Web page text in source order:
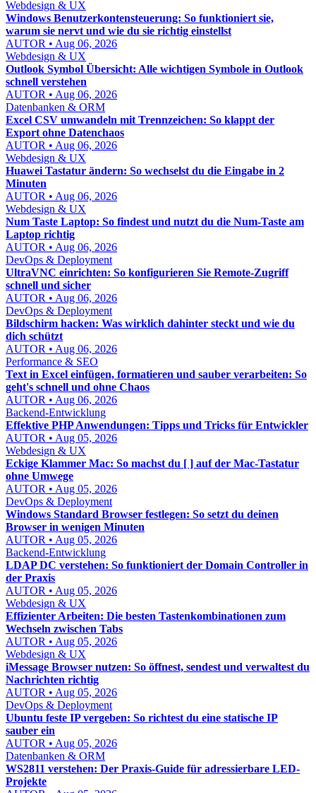
Webdesign & UX
Windows Benutzerkontensteuerung: So funktioniert sie,
warum sie nervt und wie du sie richtig einstellst
AUTOR • Aug 06, 2026
Webdesign & UX
Outlook Symbol Übersicht: Alle wichtigen Symbole in Outlook
schnell verstehen
AUTOR • Aug 06, 2026
Datenbanken & ORM
Excel CSV umwandeln mit Trennzeichen: So klappt der
Export ohne Datenchaos
AUTOR • Aug 06, 2026
Webdesign & UX
Huawei Tastatur ändern: So wechselst du die Eingabe in 2
Minuten
AUTOR • Aug 06, 2026
Webdesign & UX
Num Taste Laptop: So findest und nutzt du die Num-Taste am
Laptop richtig
AUTOR • Aug 06, 2026
DevOps & Deployment
UltraVNC einrichten: So konfigurieren Sie Remote-Zugriff
schnell und sicher
AUTOR • Aug 06, 2026
DevOps & Deployment
Bildschirm hacken: Was wirklich dahinter steckt und wie du
dich schützt
AUTOR • Aug 06, 2026
Performance & SEO
Text in Excel einfügen, formatieren und sauber verarbeiten: So
geht's schnell und ohne Chaos
AUTOR • Aug 06, 2026
Backend-Entwicklung
Effektive PHP Anwendungen: Tipps und Tricks für Entwickler
AUTOR • Aug 05, 2026
Webdesign & UX
Eckige Klammer Mac: So machst du [ ] auf der Mac-Tastatur
ohne Umwege
AUTOR • Aug 05, 2026
DevOps & Deployment
Windows Standard Browser festlegen: So setzt du deinen
Browser in wenigen Minuten
AUTOR • Aug 05, 2026
Backend-Entwicklung
LDAP DC verstehen: So funktioniert der Domain Controller in
der Praxis
AUTOR • Aug 05, 2026
Webdesign & UX
Effizienter Arbeiten: Die besten Tastenkombinationen zum
Wechseln zwischen Tabs
AUTOR • Aug 05, 2026
Webdesign & UX
iMessage Browser nutzen: So öffnest, sendest und verwaltest du
Nachrichten richtig
AUTOR • Aug 05, 2026
DevOps & Deployment
Ubuntu feste IP vergeben: So richtest du eine statische IP
sauber ein
AUTOR • Aug 05, 2026
Datenbanken & ORM
WS2811 verstehen: Der Praxis-Guide für adressierbare LED-
Projekte